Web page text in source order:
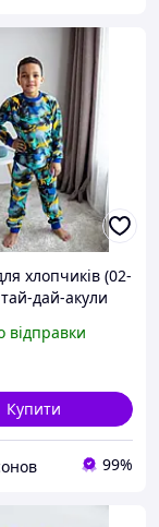
хлопчиків (02-
дай-акули
відправки
Купити
99%